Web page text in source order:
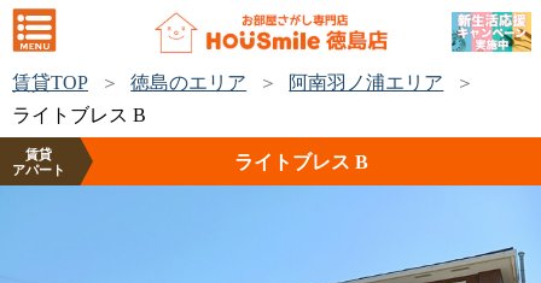
賃貸TOP 徳島のエリア
阿南羽ノ浦エリア
ライトブレス B
賃貸
アパート
ライトブレス B